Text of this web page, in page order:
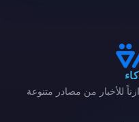
للأخبار من مصادر متنوعة